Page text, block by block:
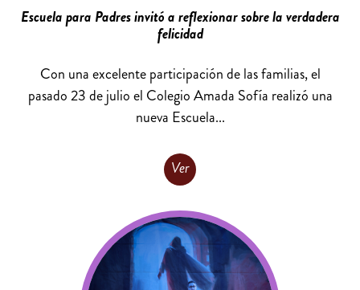
Escuela para Padres invitó a reflexionar sobre la verdadera
felicidad
Con una excelente participación de las familias, el
pasado 23 de julio el Colegio Amada Sofía realizó una
nueva Escuela...
Ver